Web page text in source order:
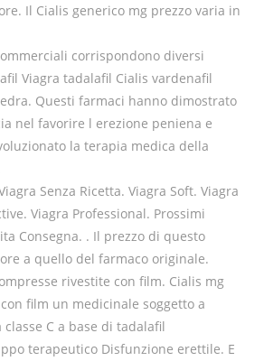
Il Cialis generico mg prezzo varia in
corrispondono diversi
Viagra tadalafil Cialis vardenafil
Questi farmaci hanno dimostrato
nel favorire l erezione peniena e
la terapia medica della
Senza Ricetta. Viagra Soft. Viagra
Viagra Professional. Prossimi
Consegna. . Il prezzo di questo
a quello del farmaco originale.
rivestite con film. Cialis mg
film un medicinale soggetto a
C a base di tadalafil
terapeutico Disfunzione erettile. E